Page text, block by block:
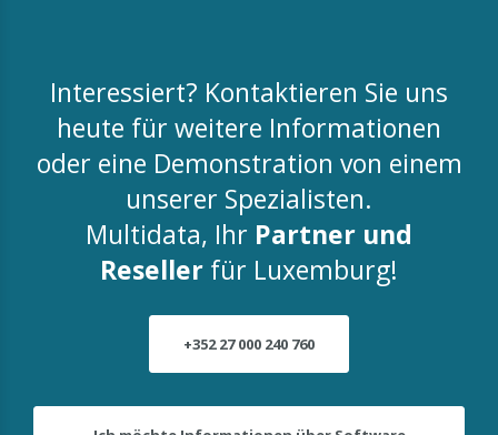
Interessiert? Kontaktieren Sie uns
heute für weitere Informationen
oder eine Demonstration von einem
unserer Spezialisten.
Multidata, Ihr Partner und
Reseller für Luxemburg!
+352 27 000 240 760